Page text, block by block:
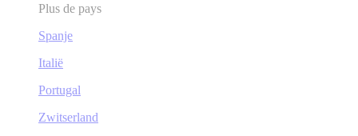
Plus de pays
Spanje
Italië
Portugal
Zwitserland